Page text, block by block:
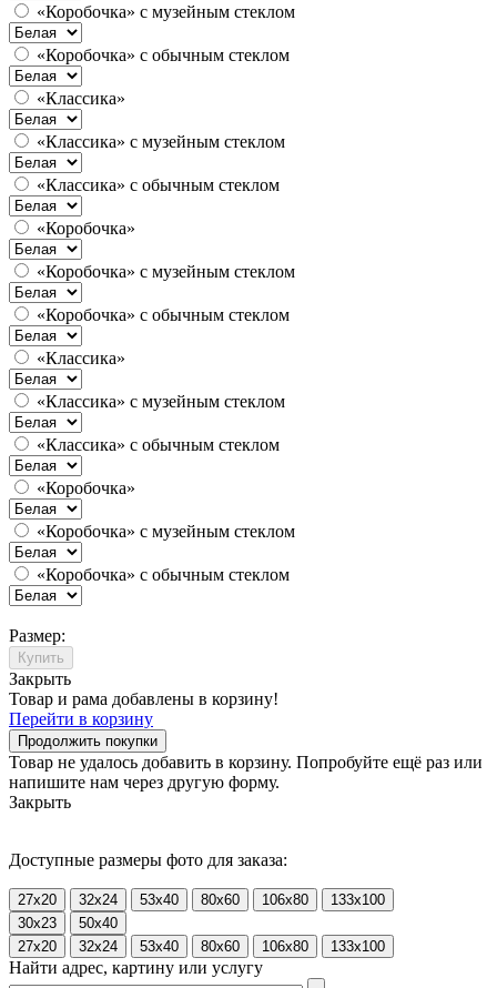
«Коробочка» с музейным стеклом
«Коробочка» с обычным стеклом
«Классика»
«Классика» с музейным стеклом
«Классика» с обычным стеклом
«Коробочка»
«Коробочка» с музейным стеклом
«Коробочка» с обычным стеклом
«Классика»
«Классика» с музейным стеклом
«Классика» с обычным стеклом
«Коробочка»
«Коробочка» с музейным стеклом
«Коробочка» с обычным стеклом
Размер:
Купить
Закрыть
Товар и рама добавлены в корзину!
Перейти в корзину
Продолжить покупки
Товар не удалось добавить в корзину. Попробуйте ещё раз или
напишите нам через другую форму.
Закрыть
Доступные размеры фото для заказа:
27x20 32x24 53x40 80x60 106x80
133x100
30x23
50x40
27x20
32x24 53x40 80x60 106x80 133x100
Найти адрес, картину или услугу